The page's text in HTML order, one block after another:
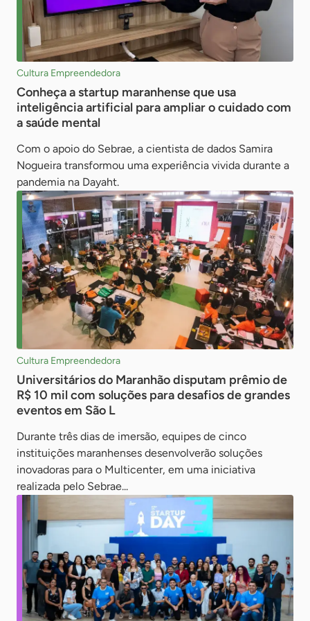
Cultura Empreendedora
Conheça a startup maranhense que usa
inteligência artificial para ampliar o cuidado com
a saúde mental
Com o apoio do Sebrae, a cientista de dados Samira
Nogueira transformou uma experiência vivida durante a
pandemia na Dayaht.
Cultura Empreendedora
Universitários do Maranhão disputam prêmio de
R$ 10 mil com soluções para desafios de grandes
eventos em São L
Durante três dias de imersão, equipes de cinco
instituições maranhenses desenvolverão soluções
inovadoras para o Multicenter, em uma iniciativa
realizada pelo Sebrae...